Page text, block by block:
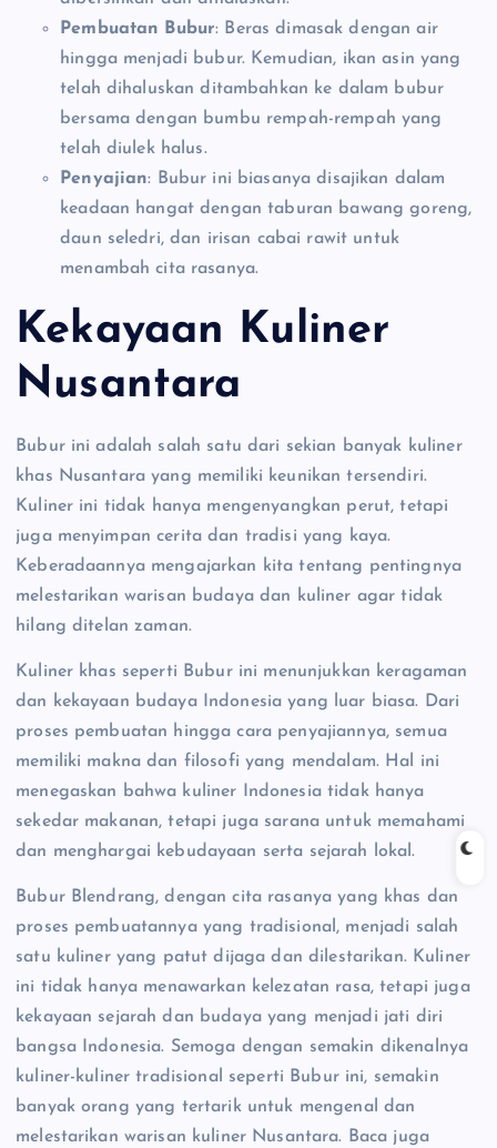
Pembuatan Bubur: Beras dimasak dengan air
hingga menjadi bubur. Kemudian, ikan asin yang
telah dihaluskan ditambahkan ke dalam bubur
bersama dengan bumbu rempah-rempah yang
telah diulek halus.
Penyajian: Bubur ini biasanya disajikan dalam
keadaan hangat dengan taburan bawang goreng,
daun seledri, dan irisan cabai rawit untuk
menambah cita rasanya.
Kekayaan Kuliner
Nusantara
Bubur ini adalah salah satu dari sekian banyak kuliner
khas Nusantara yang memiliki keunikan tersendiri.
Kuliner ini tidak hanya mengenyangkan perut, tetapi
juga menyimpan cerita dan tradisi yang kaya.
Keberadaannya mengajarkan kita tentang pentingnya
melestarikan warisan budaya dan kuliner agar tidak
hilang ditelan zaman.
Kuliner khas seperti Bubur ini menunjukkan keragaman
dan kekayaan budaya Indonesia yang luar biasa. Dari
proses pembuatan hingga cara penyajiannya, semua
memiliki makna dan filosofi yang mendalam. Hal ini
menegaskan bahwa kuliner Indonesia tidak hanya
sekedar makanan, tetapi juga sarana untuk memahami
dan menghargai kebudayaan serta sejarah lokal.
Bubur Blendrang, dengan cita rasanya yang khas dan
proses pembuatannya yang tradisional, menjadi salah
satu kuliner yang patut dijaga dan dilestarikan. Kuliner
ini tidak hanya menawarkan kelezatan rasa, tetapi juga
kekayaan sejarah dan budaya yang menjadi jati diri
bangsa Indonesia. Semoga dengan semakin dikenalnya
kuliner-kuliner tradisional seperti Bubur ini, semakin
banyak orang yang tertarik untuk mengenal dan
melestarikan warisan kuliner Nusantara. Baca juga